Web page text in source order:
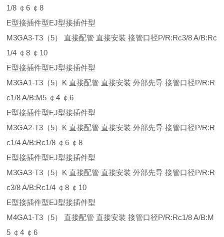
1/8 ￠6 ￠8
E型接插件型EJ型接插件型
M3GA3-T3（5） 直接配管 直接安装 接管口径P/R:Rc3/8 A/B:Rc
1/4 ￠8 ￠10
E型接插件型EJ型接插件型
M3GA1-T3（5）K 直接配管 直接安装 外部先导 接管口径P/R:R
c1/8 A/B:M5 ￠4 ￠6
E型接插件型EJ型接插件型
M3GA2-T3（5）K 直接配管 直接安装 外部先导 接管口径P/R:R
c1/4 A/B:Rc1/8 ￠6 ￠8
E型接插件型EJ型接插件型
M3GA3-T3（5）K 直接配管 直接安装 外部先导 接管口径P/R:R
c3/8 A/B:Rc1/4 ￠8 ￠10
E型接插件型EJ型接插件型
M4GA1-T3（5） 直接配管 直接安装 接管口径P/R:Rc1/8 A/B:M
5 ￠4 ￠6